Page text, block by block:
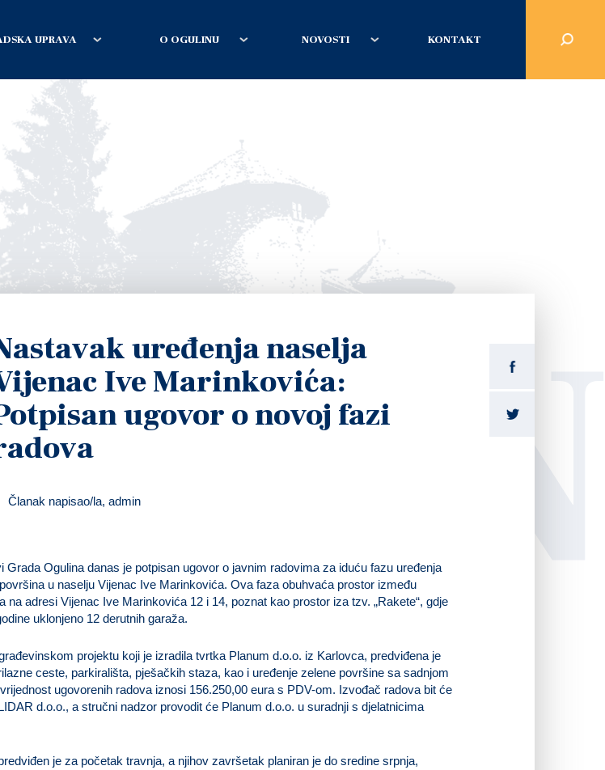
UPRAVA O OGULINU NOVOSTI KONTAKT
uređenja naselja
Ive Marinkovića:
ugovor o novoj fazi
Članak napisao/la, admin
Grada Ogulina danas je potpisan ugovor o javnim radovima za iduću fazu uređenja
u naselju Vijenac Ive Marinkovića. Ova faza obuhvaća prostor između
na adresi Vijenac Ive Marinkovića 12 i 14, poznat kao prostor iza tzv. „Rakete“, gdje
uklonjeno 12 derutnih garaža.
projektu koji je izradila tvrtka Planum d.o.o. iz Karlovca, predviđena je
ceste, parkirališta, pješačkih staza, kao i uređenje zelene površine sa sadnjom
ugovorenih radova iznosi 156.250,00 eura s PDV-om. Izvođač radova bit će
d.o.o., a stručni nadzor provodit će Planum d.o.o. u suradnji s djelatnicima
je za početak travnja, a njihov završetak planiran je do sredine srpnja,